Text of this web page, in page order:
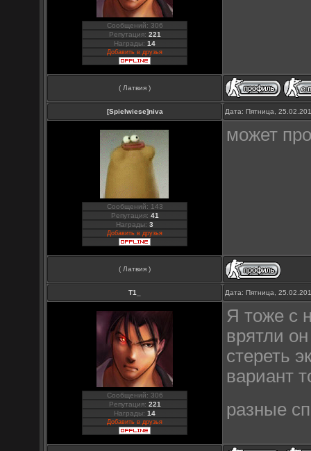
Сообщений: 306
Репутация: 221
Награды:14
Добавить в друзья
( Латвия )
[Spielwiese]niva Дата: Пятница,
Сообщений: 143
Репутация: 41
Награды:3
Добавить в друзья
может
( Латвия )
Т1_ Дата: Пятница,
Сообщений: 306
Репутация: 221
Награды:14
Добавить в друзья
Я тоже с
врятли
стереть
вариант
разные